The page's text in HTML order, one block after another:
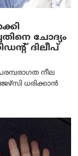
ചോദ്യം
ദിലീപ്
നീല
ധരിക്കാൻ